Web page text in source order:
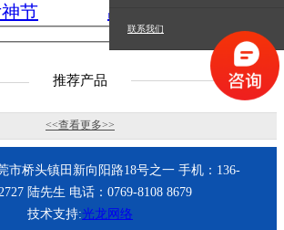
联系我们
节
出货日，四车齐
发
推荐产品
<<查看更多>>
市桥头镇田新向阳路18号之一 手机：136-
陆先生 电话：0769-8108 8679
技术支持:光龙网络